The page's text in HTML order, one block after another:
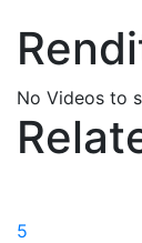
No Videos to
5